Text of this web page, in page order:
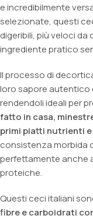
e incredibilmente
selezionate, questi
digeribili, più veloci
ingrediente pratico
Il processo di
loro sapore autentico
rendendoli ideali per
fatto in casa,
primi piatti nutrienti
consistenza morbida
perfettamente anche
proteiche.
Questi ceci italiani
fibre e carboidrati